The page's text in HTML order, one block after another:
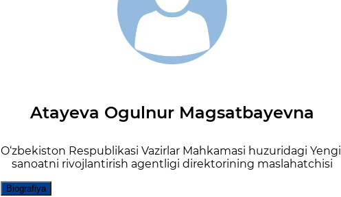
Atayeva Ogulnur Magsatbayevna
O‘zbekiston Respublikasi Vazirlar Mahkamasi huzuridagi Yengil
sanoatni rivojlantirish agentligi direktorining maslahatchisi
Biografiya